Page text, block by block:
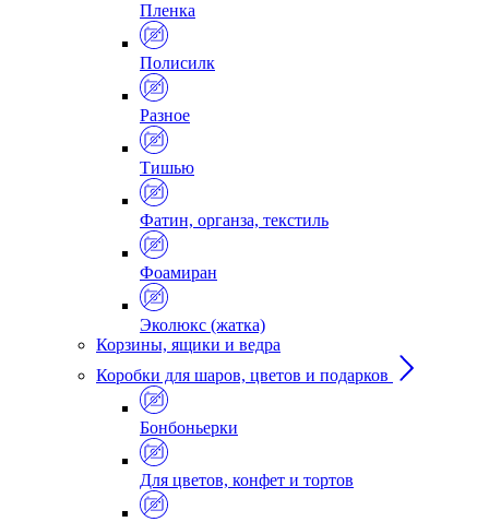
Пленка
Полисилк
Разное
Тишью
Фатин, органза, текстиль
Фоамиран
Эколюкс (жатка)
Корзины, ящики и ведра
Коробки для шаров, цветов и подарков
Бонбоньерки
Для цветов, конфет и тортов